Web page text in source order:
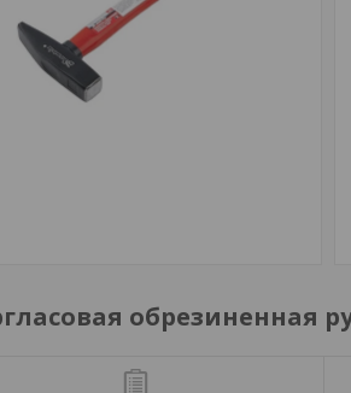
обрезиненная